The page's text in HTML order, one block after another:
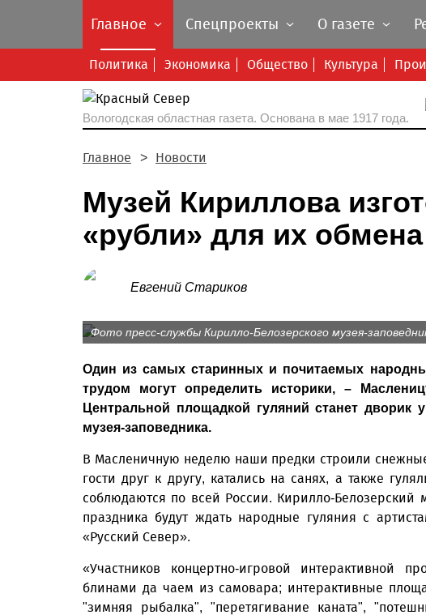
Главное
Политика Экономика Общество Культура
Спецпроекты О газете
Вологодская областная газета. Основана в мае 1917 года.
Главное Новости
Музей Кириллова
«рубли» для их
Евгений Стариков
Фото пресс-службы Кирилло-Белозерского музея-
Один из самых старинных и почитаемых
трудом могут определить историки, –
Центральной площадкой гуляний станет дворик
музея-заповедника.
В Масленичную неделю наши предки строили
гости друг к другу, катались на санях, а также
соблюдаются по всей России. Кирилло-Белозерский
праздника будут ждать народные гуляния с
«Русский Север».
«Участников концертно-игровой
блинами да чаем из самовара; интерактивные
"зимняя рыбалка", "перетягивание каната",